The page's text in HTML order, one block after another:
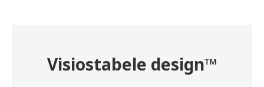
Visiostabele design™